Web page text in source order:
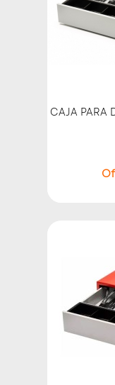
CAJA PARA